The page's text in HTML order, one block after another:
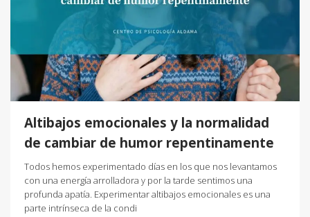
Altibajos emocionales y la normalidad
de cambiar de humor repentinamente
Todos hemos experimentado días en los que nos levantamos
con una energía arrolladora y por la tarde sentimos una
profunda apatía. Experimentar altibajos emocionales es una
parte intrínseca de la condi